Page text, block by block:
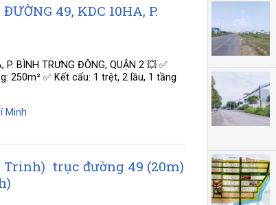
49, KDC 10HA, P.
BÌNH TRƯNG ĐÔNG, QUẬN 2 💥 ✅
250m² ✅ Kết cấu: 1 trệt, 2 lầu, 1 tầng
Minh
Trinh) trục đường 49 (20m)